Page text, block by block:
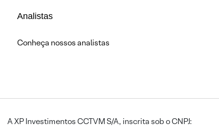
Analistas
Conheça nossos analistas
A XP Investimentos CCTVM S/A, inscrita sob o CNPJ: